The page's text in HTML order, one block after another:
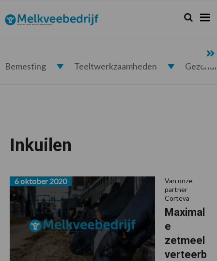
de
hoofdnavigatie
de
hoofd
de
voettekst
Melkveebedrijf.nl Zoeken...
Zoek
Bemesting Teeltwerkzaamheden
Inkuilen
Van onze
partner
Corteva
Maximal
e
zetmeel
verteerb
6 oktober 2020